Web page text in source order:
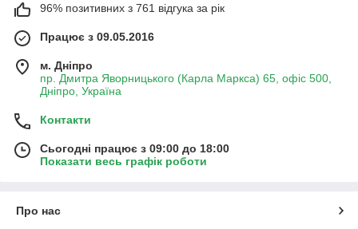
96% позитивних з 761 відгука за рік
Працює з 09.05.2016
м. Дніпро
пр. Дмитра Яворницького (Карла Маркса) 65, офіс 500,
Дніпро, Україна
Контакти
Сьогодні працює з 09:00 до 18:00
Показати весь графік роботи
Про нас